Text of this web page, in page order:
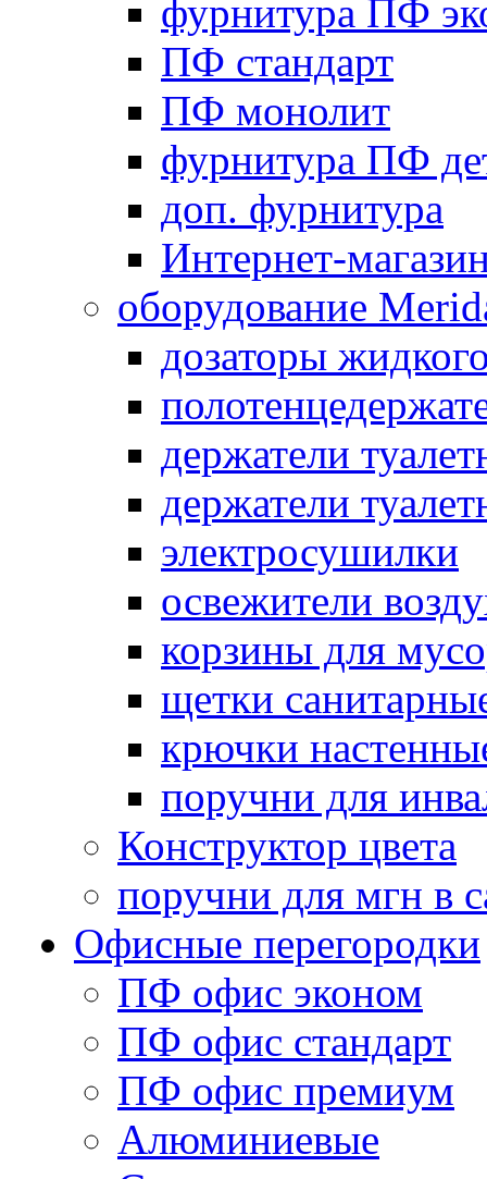
фурнитура ПФ
ПФ стандарт
ПФ монолит
фурнитура ПФ
доп. фурнитура
Интернет-
оборудование
дозаторы
держатели
держатели
электросушилки
освежители
корзины для
щетки
крючки
поручни для
Конструктор цвета
поручни для мгн в
Офисные перегородки
ПФ офис эконом
ПФ офис стандарт
ПФ офис премиум
Алюминиевые